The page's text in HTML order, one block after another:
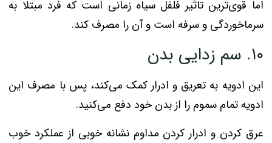
اما قوی‌ترین تاثیر فلفل سیاه زمانی است که فرد مبتلا به
سرماخوردگی و سرفه است و آن را مصرف کند.
۱۰. سم زدایی بدن
این ادویه به تعریق و ادرار کمک می‌کند، پس با مصرف این
ادویه تمام سموم را از بدن خود دفع می‌کنید.
عرق کردن و ادرار کردن مداوم نشانه خوبی از عملکرد خوب